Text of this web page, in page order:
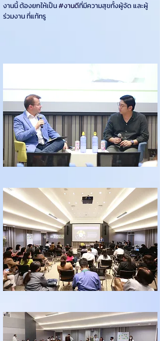
งานนี้ ต้องยกให้เป็น #งานดีที่มีความสุขทั้งผู้จัด และผู้
ร่วมงาน ที่แท้ทรู